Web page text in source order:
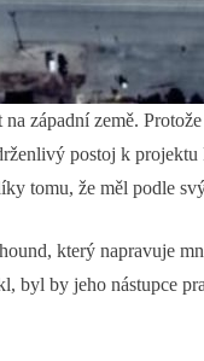
na západní země.
postoj k
tomu, že měl podle
který napravuje
by jeho nástupce